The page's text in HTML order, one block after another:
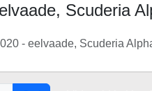
Scuderia
- eelvaade, Scuderia